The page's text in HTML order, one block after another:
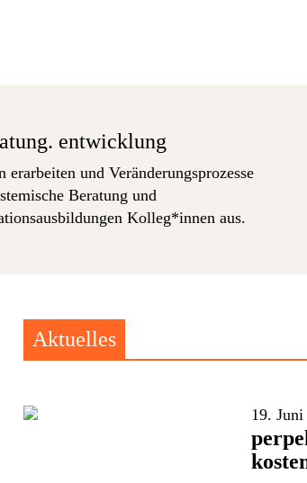
entwicklung
und Veränderungsprozesse
Beratung und
Kolleg*innen aus.
Aktuelles
19.